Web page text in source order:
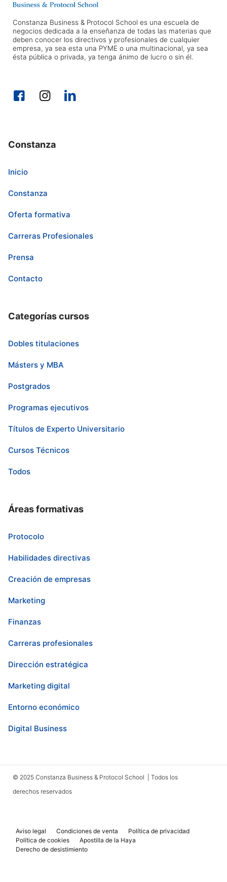
Constanza Business & Protocol School es una escuela de
negocios dedicada a la enseñanza de todas las materias que
deben conocer los directivos y profesionales de cualquier
empresa, ya sea esta una PYME o una multinacional, ya sea
ésta pública o privada, ya tenga ánimo de lucro o sin él.
Constanza
Inicio
Constanza
Oferta formativa
Carreras Profesionales
Prensa
Contacto
Categorías cursos
Dobles titulaciones
Másters y MBA
Postgrados
Programas ejecutivos
Títulos de Experto Universitario
Cursos Técnicos
Todos
Áreas formativas
Protocolo
Habilidades directivas
Creación de empresas
Marketing
Finanzas
Carreras profesionales
Dirección estratégica
Marketing digital
Entorno económico
Digital Business
© 2025 Constanza Business & Protocol School | Todos los
derechos reservados
Aviso legal Condiciones de venta
Política de privacidad
Política de cookies
Apostilla de la Haya
Derecho de desistimiento